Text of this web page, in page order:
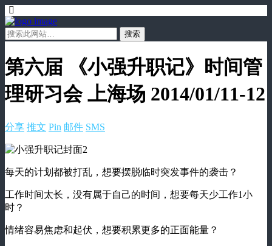
第六届 《小强升职记》时间管
理研习会 上海场 2014/01/11-12
分享 推文 Pin 邮件 SMS
每天的计划都被打乱，想要摆脱临时突发事件的袭击？
工作时间太长，没有属于自己的时间，想要每天少工作1小
时？
情绪容易焦虑和起伏，想要积累更多的正面能量？